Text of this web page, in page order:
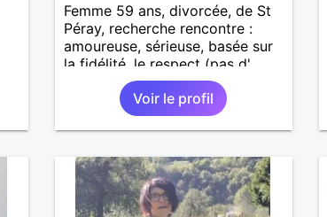
Femme 59 ans, divorcée, de St
Péray, recherche rencontre :
amoureuse, sérieuse, basée sur
la fidélité, le respect (pas d'
aventure d'un soir). Rien ne vaut
une rencontre après quelques
échanges par messages pour
savoir si il y a un feeling entre
Au plaisir de se découvrir...
Voir le profil